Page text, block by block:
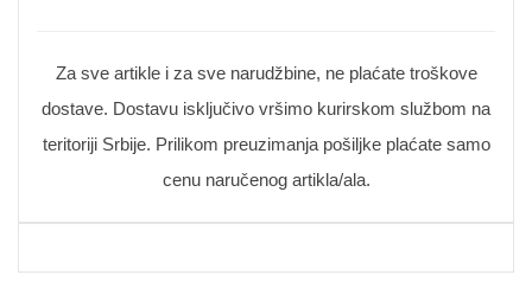
Za sve artikle i za sve narudžbine, ne plaćate troškove
dostave. Dostavu isključivo vršimo kurirskom službom na
teritoriji Srbije. Prilikom preuzimanja pošiljke plaćate samo
cenu naručenog artikla/ala.